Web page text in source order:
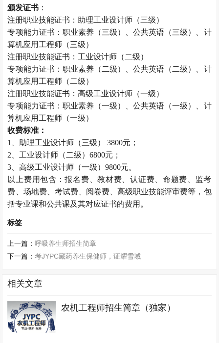
颁发证书 ：
注册职业技能证书：助理工业设计师（三级）
专项能力证书：职业素养（三级）、公共英语（三级）、计
算机应用工程师（三级）
注册职业技能证书：工业设计师（二级）
专项能力证书：职业素养（二级）、公共英语（二级）、计
算机应用工程师（二级）
注册职业技能证书：高级工业设计师（一级）
专项能力证书：职业素养（一级）、公共英语（一级）、计
算机应用工程师（一级）
收费标准：
1、助理工业设计师（三级） 3800元；
2、工业设计师（二级）6800元；
3、高级工业设计师（一级）9800元。
以上费用包含：报名费、教材费、认证费、命题费、监考
费、场地费、考试费、阅卷费、高级职业技能评审费等，包
括专业课和公共课及其对应证书的费用。
标签
上一篇：呼吸养生师招生简章
下一篇：考JYPC藏药养生保健师，证耀雪域
相关文章
农机工程师招生简章（独家）